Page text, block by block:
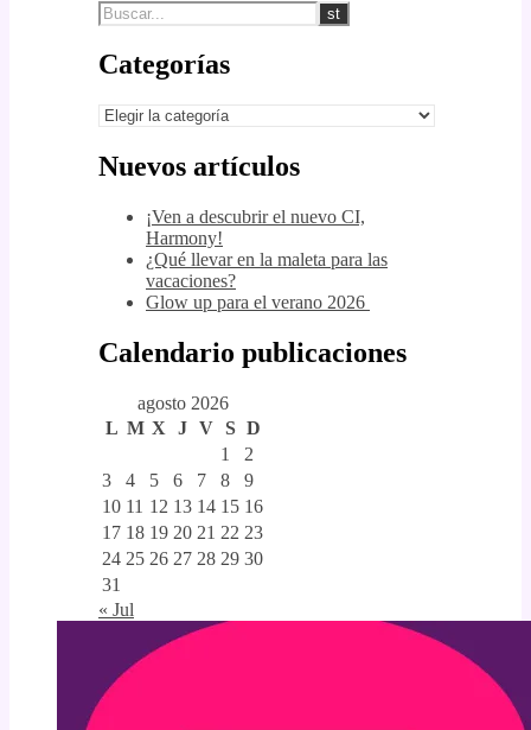
Categorías
Categorías
Nuevos artículos
¡Ven a descubrir el nuevo CI,
Harmony!
¿Qué llevar en la maleta para las
vacaciones?
Glow up para el verano 2026
Calendario publicaciones
agosto 2026
L M X J V S D
1
2
3
4 5 6 7 8
9
10 11 12 13 14 15 16
17 18 19 20 21 22 23
24 25 26 27 28 29 30
31
« Jul